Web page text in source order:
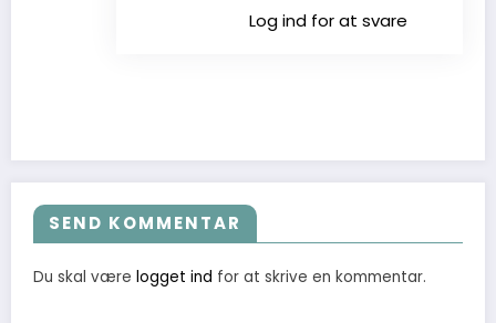
Log ind for at svare
SEND KOMMENTAR
Du skal være logget ind for at skrive en kommentar.